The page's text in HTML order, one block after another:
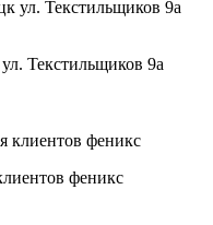
Текстильщиков 9а
феникс